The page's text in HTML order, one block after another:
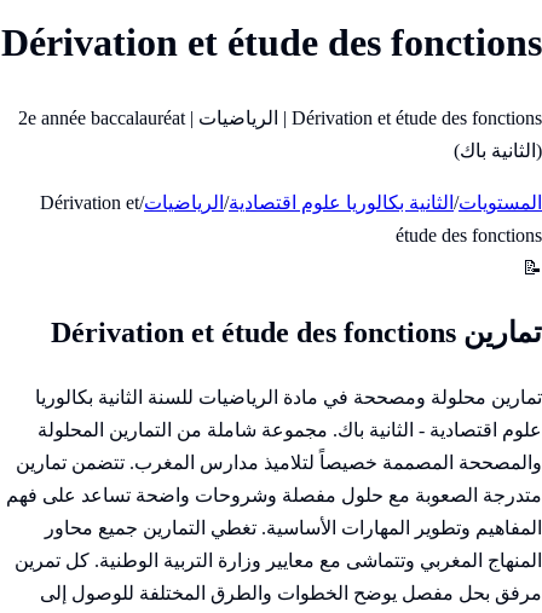
Dérivation et étude des fonctions
Dérivation et étude des fonctions | الرياضيات | 2e année baccalauréat
(الثانية باك)
المستويات/ الثانية بكالوريا علوم اقتصادية/ الرياضيات/
Dérivation et
étude des fonctions
📝
تمارين Dérivation et étude des fonctions
تمارين محلولة ومصححة في مادة الرياضيات للسنة الثانية بكالوريا
علوم اقتصادية - الثانية باك. مجموعة شاملة من التمارين المحلولة
والمصححة المصممة خصيصاً لتلاميذ مدارس المغرب. تتضمن تمارين
متدرجة الصعوبة مع حلول مفصلة وشروحات واضحة تساعد على فهم
المفاهيم وتطوير المهارات الأساسية. تغطي التمارين جميع محاور
المنهاج المغربي وتتماشى مع معايير وزارة التربية الوطنية. كل تمرين
مرفق بحل مفصل يوضح الخطوات والطرق المختلفة للوصول إلى